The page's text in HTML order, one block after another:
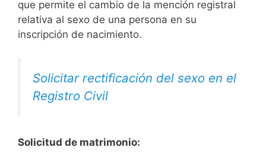
que permite el cambio de la mención registral
relativa al sexo de una persona en su
inscripción de nacimiento.
Solicitar rectificación del sexo en el
Registro Civil
Solicitud de matrimonio: